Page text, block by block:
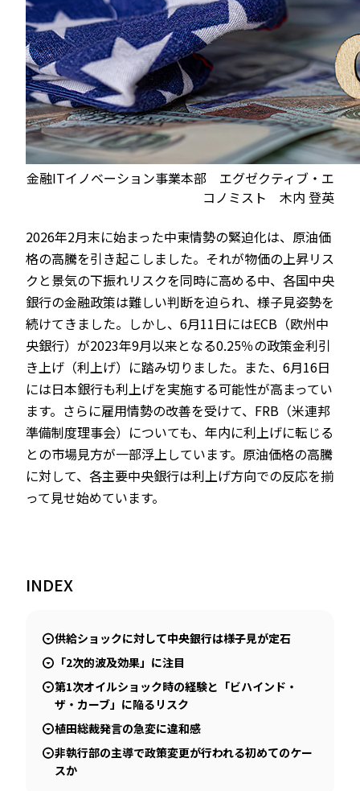
金融ITイノベーション事業本部 エグゼクティブ・エ
コノミスト 木内 登英
2026年2月末に始まった中東情勢の緊迫化は、原油価
格の高騰を引き起こしました。それが物価の上昇リス
クと景気の下振れリスクを同時に高める中、各国中央
銀行の金融政策は難しい判断を迫られ、様子見姿勢を
続けてきました。しかし、6月11日にはECB（欧州中
央銀行）が2023年9月以来となる0.25％の政策金利引
き上げ（利上げ）に踏み切りました。また、6月16日
には日本銀行も利上げを実施する可能性が高まってい
ます。さらに雇用情勢の改善を受けて、FRB（米連邦
準備制度理事会）についても、年内に利上げに転じる
との市場見方が一部浮上しています。原油価格の高騰
に対して、各主要中央銀行は利上げ方向での反応を揃
って見せ始めています。
INDEX
供給ショックに対して中央銀行は様子見が定石
「2次的波及効果」に注目
第1次オイルショック時の経験と「ビハインド・
ザ・カーブ」に陥るリスク
植田総裁発言の急変に違和感
非執行部の主導で政策変更が行われる初めてのケー
スか